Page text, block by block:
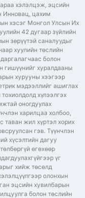
хэлэлцэж, эцсийн
Инновац, цахим
хэсэг Монгол Улсын Их
42 дугаар зүйлийн
зөрүүтэй саналуудыг
хуулийн төслийн
болон
гишүүнийг хуралдааны
хурууны хээгээр
мэдээллийг ашиглах
хүлээлгэх
оногдуулах
харилцаа холбоо,
таван жил хүртэл хорих
гэв. Түүнчлэн
хүсэлтийн дагуу
өгөхөөр
үг
хийж төсөлд
олонхын
эцсийн хувилбарын
болон төслийн